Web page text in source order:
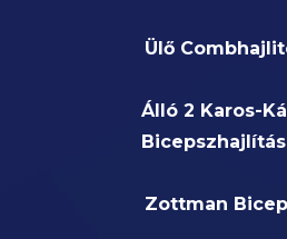
Ülő
Álló 2 Karos-
Bicepszhajlítás
Zottman